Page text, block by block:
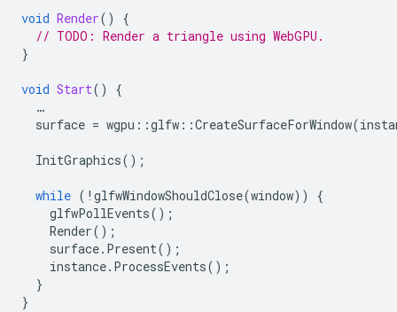
void Render()
{
// TODO: Render a triangle using WebGPU.
}
void Start()
{
…
surface = wgpu ::glfw ::CreateSurfaceForWindow(
InitGraphics();
while ( ! glfwWindowShouldClose(window))
{
glfwPollEvents();
Render();
surface. Present();
instance. ProcessEvents();
}
}